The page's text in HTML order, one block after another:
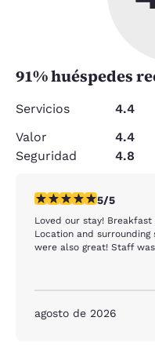
91% huéspedes
Servicios 4.4
Valor
4.4
Seguridad
4.8
calificación de 5 estrellas.
5/5
Loved our stay!
Location and
were also
agosto de 2026